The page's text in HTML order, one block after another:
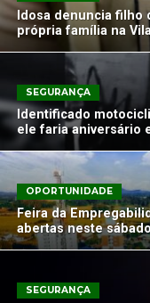
Idosa denuncia filho
própria família na
SEGURANÇA
Identificado
ele faria aniversário
OPORTUNIDADE
Feira da
abertas neste
SEGURANÇA